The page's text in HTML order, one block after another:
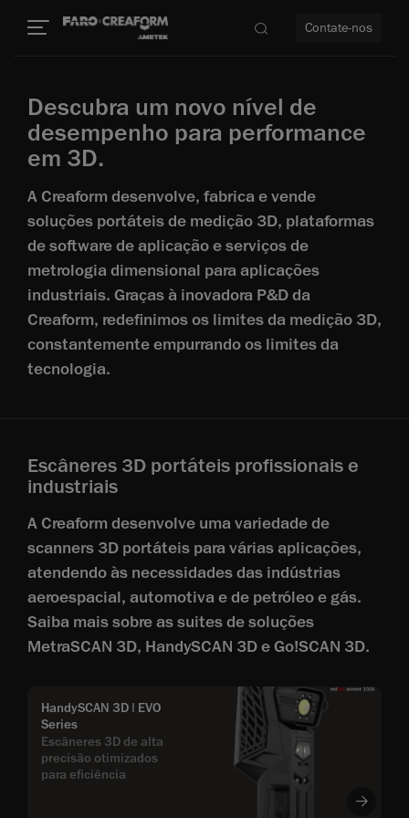
mais
Contate-nos
Descubra um novo nível de
desempenho para performance
em 3D.
A Creaform desenvolve, fabrica e vende
soluções portáteis de medição 3D, plataformas
de software de aplicação e serviços de
metrologia dimensional para aplicações
industriais. Graças à inovadora P&D da
Creaform, redefinimos os limites da medição 3D,
constantemente empurrando os limites da
tecnologia.
Escâneres 3D portáteis profissionais e
industriais
A Creaform desenvolve uma variedade de
scanners 3D portáteis para várias aplicações,
atendendo às necessidades das indústrias
aeroespacial, automotiva e de petróleo e gás.
Saiba mais sobre as suites de soluções
MetraSCAN 3D, HandySCAN 3D e Go!SCAN 3D.
HandySCAN 3D | EVO
Series
Escâneres 3D de alta
precisão otimizados
para eficiência